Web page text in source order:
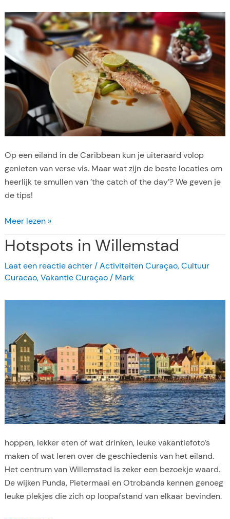
i
n
e
r
C
u
a
2
0
2
5
Op een eiland in de Caribbean kun je uiteraard volop
genieten van verse vis. Maar wat zijn de beste locaties om
heerlijk te smullen van ’the catch of the day’? We geven je
de tips!
V
i
s
r
e
t
a
n
t
s
o
p
u
r
a
c
a
Meer lezen »
Hotspots in Willemstad
Laat een reactie achter /Activiteiten Curaçao,Cultuur
Curacao,Vakantie Curaçao/ Mark
hoppen, lekker eten of wat drinken, leuke vakantiefoto’s
maken of wat leren over de geschiedenis van het eiland.
Het centrum van Willemstad is zeker een bezoekje waard.
De wijken Punda, Pietermaai en Otrobanda kennen genoeg
leuke plekjes die zich op loopafstand van elkaar bevinden.